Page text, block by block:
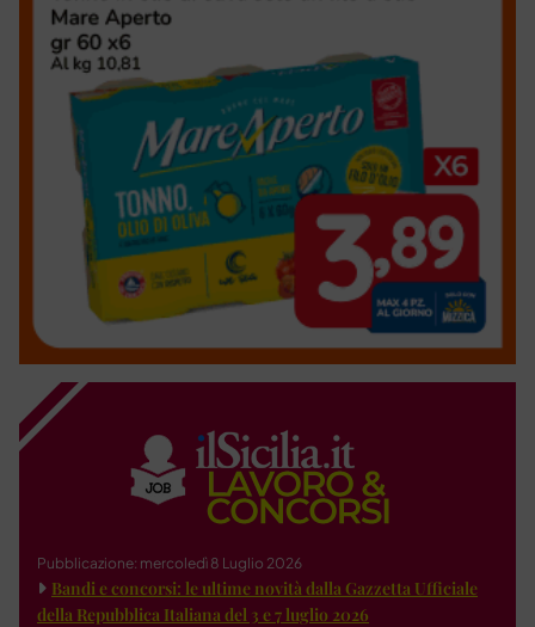
Pubblicazione: mercoledì 8 Luglio 2026
Bandi e concorsi: le ultime novità dalla Gazzetta Ufficiale
della Repubblica Italiana del 3 e 7 luglio 2026